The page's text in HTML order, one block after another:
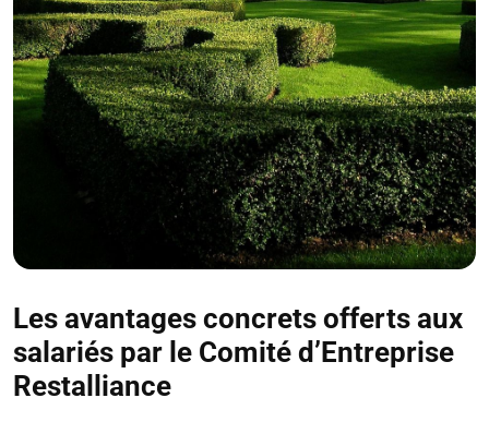
Les avantages concrets offerts aux
salariés par le Comité d’Entreprise
Restalliance